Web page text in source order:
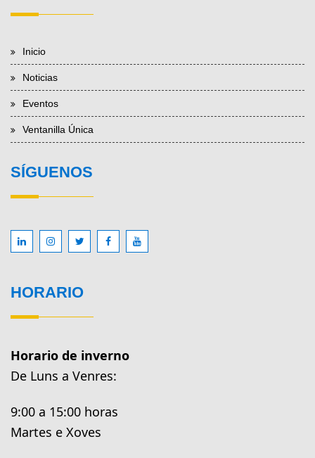
Inicio
Noticias
Eventos
Ventanilla Única
SÍGUENOS
HORARIO
Horario de inverno
De Luns a Venres:
9:00 a 15:00 horas
Martes e Xoves